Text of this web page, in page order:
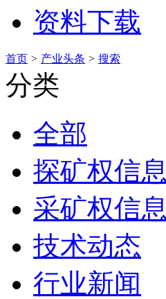
资料下载
首页 > 产业头条 > 搜索
分类
全部
探矿权信息
采矿权信息
技术动态
行业新闻